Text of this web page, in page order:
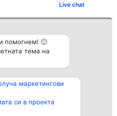
Live chat
помогнем! 🙂
тема на
маркетингови
си в проекта
Контакти